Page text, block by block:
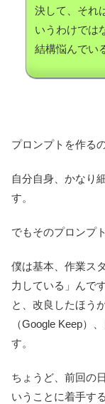
決して、それ
いうわけでは
結構悩んでい
プロンプトを作る
自分自身、かなり
す。
でもそのプロンプ
僕は基本、作業ス
力している」んで
と、改良したほう
（Google Keep）
す。
ちょうど、前回の
いうことに着手す